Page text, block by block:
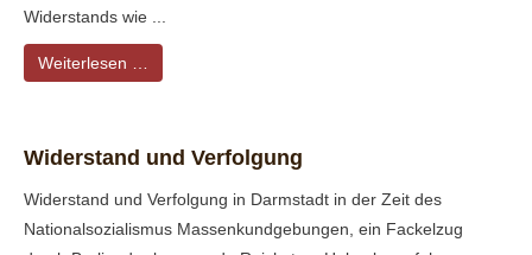
Widerstands wie ...
Weiterlesen …
Widerstand und Verfolgung
Widerstand und Verfolgung in Darmstadt in der Zeit des
Nationalsozialismus Massenkundgebungen, ein Fackelzug